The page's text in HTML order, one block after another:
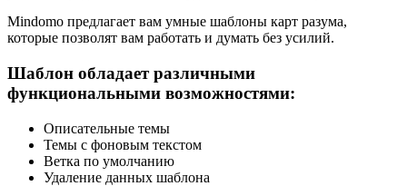
Mindomo предлагает вам умные шаблоны карт разума,
которые позволят вам работать и думать без усилий.
Шаблон обладает различными
функциональными возможностями:
Описательные темы
Темы с фоновым текстом
Ветка по умолчанию
Удаление данных шаблона